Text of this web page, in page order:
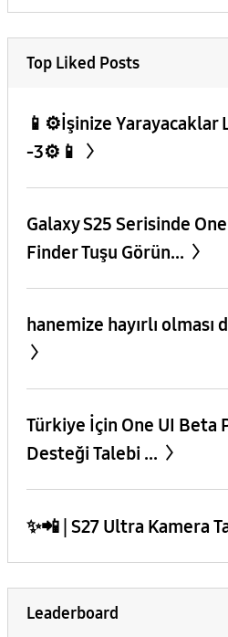
Top Liked Posts
📱⚙️İşinize Yarayacaklar
-3⚙️📱
Galaxy S25 Serisinde
Finder Tuşu Görün...
hanemize hayırlı olması
​Türkiye İçin One UI Beta
Desteği Talebi ...
✨️📲 | S27 Ultra Kamera
Leaderboard